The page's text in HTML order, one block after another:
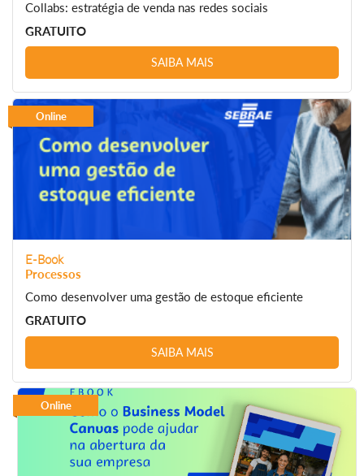
Collabs: estratégia de venda nas redes sociais
GRATUITO
SAIBA MAIS
Online
E-Book
Processos
Como desenvolver uma gestão de estoque eficiente
GRATUITO
SAIBA MAIS
Online